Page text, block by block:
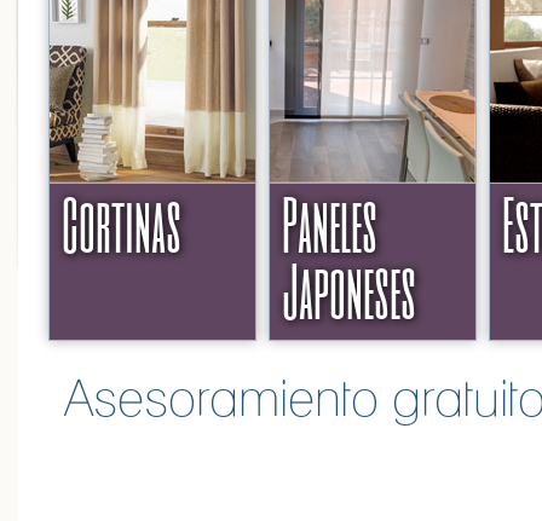
Cortinas Paneles
Japoneses
Asesoramiento